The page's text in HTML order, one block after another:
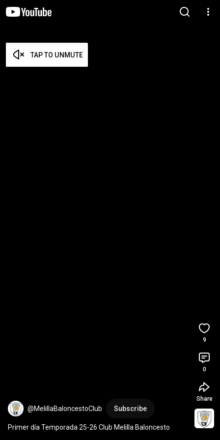
TAP TO UNMUTE
@MelillaBaloncestoClub Subscribe
Primer día Temporada 25-26 Club Melilla Baloncesto
9
0
Share